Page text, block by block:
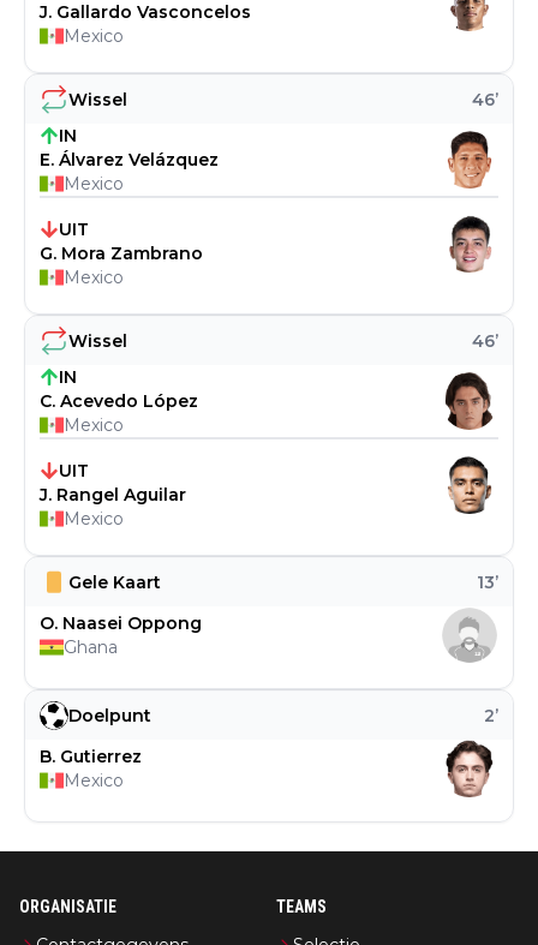
Doelpunt 2’
B. Gutierrez
Mexico
Gele Kaart 13’
O. Naasei Oppong
Ghana
Wissel 46’
IN
C. Acevedo López
Mexico
UIT
J. Rangel Aguilar
Mexico
Wissel 46’
IN
E. Álvarez Velázquez
Mexico
UIT
G. Mora Zambrano
Mexico
J. Gallardo Vasconcelos
Mexico
ORGANISATIE TEAMS